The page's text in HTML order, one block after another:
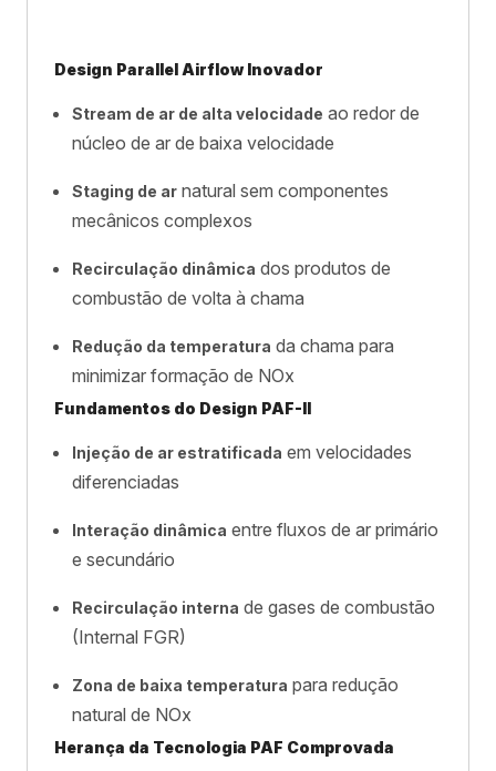
Design Parallel Airflow Inovador
Stream de ar de alta velocidade ao redor de
núcleo de ar de baixa velocidade
Staging de ar natural sem componentes
mecânicos complexos
Recirculação dinâmica dos produtos de
combustão de volta à chama
Redução da temperatura da chama para
minimizar formação de NOx
Fundamentos do Design PAF-II
Injeção de ar estratificada em velocidades
diferenciadas
Interação dinâmica entre fluxos de ar primário
e secundário
Recirculação interna de gases de combustão
(Internal FGR)
Zona de baixa temperatura para redução
natural de NOx
Herança da Tecnologia PAF Comprovada